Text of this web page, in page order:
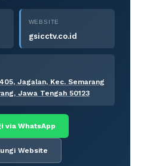
WEBSITE
gsicctv.co.id
Jagalan, Kec. Semarang
Jawa Tengah 50123
via WhatsApp
Website